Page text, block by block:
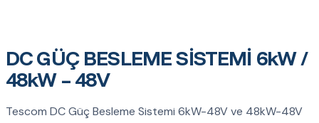
DC GÜÇ BESLEME SİSTEMİ 6kW /
48kW – 48V
Tescom DC Güç Besleme Sistemi 6kW-48V ve 48kW-48V